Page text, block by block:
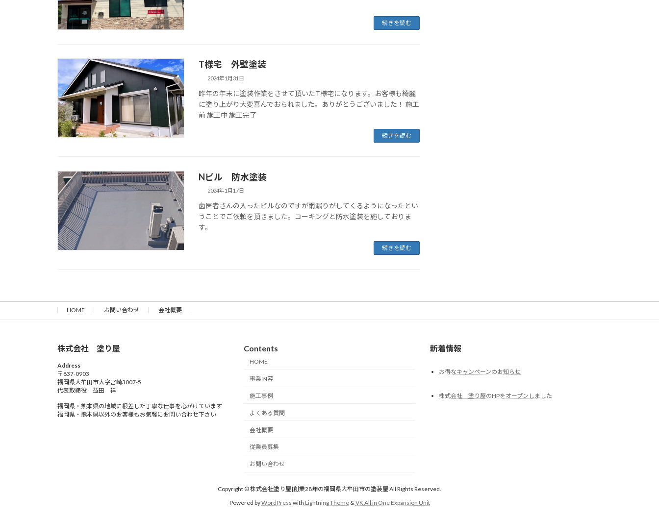
続きを読む
T様宅 外壁塗装
2024年1月31日
昨年の年末に塗装作業をさせて頂いたT様宅になります。お客様も綺麗
に塗り上がり大変喜んでおられました。ありがとうございました！ 施工
前 施工中 施工完了
続きを読む
Nビル 防水塗装
2024年1月17日
歯医者さんの入ったビルなのですが雨漏りがしてくるようになったとい
うことでご依頼を頂きました。コーキングと防水塗装を施しておりま
す。
続きを読む
HOME お問い合わせ 会社概要
株式会社 塗り屋
Address
〒837-0903
福岡県大牟田市大字宮崎3007-5
代表取締役 益田 祥
福岡県・熊本県の地域に根差した丁寧な仕事を心がけています
福岡県・熊本県以外のお客様もお気軽にお問い合わせ下さい
Contents
HOME
事業内容
施工事例
よくある質問
会社概要
従業員募集
お問い合わせ
新着情報
お得なキャンペーンのお知らせ
株式会社 塗り屋のHPをオープンしました
Copyright © 株式会社塗り屋|創業28年の福岡県大牟田市の塗装屋 All Rights Reserved.
Powered byWordPress with Lightning Theme& VK All in One Expansion Unit